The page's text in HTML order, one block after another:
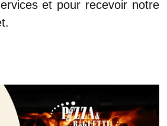
et pour recevoir notre